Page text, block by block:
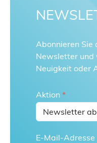
Abonnieren Sie
Newsletter und
Neuigkeit oder
Aktion *
E-Mail-Adresse